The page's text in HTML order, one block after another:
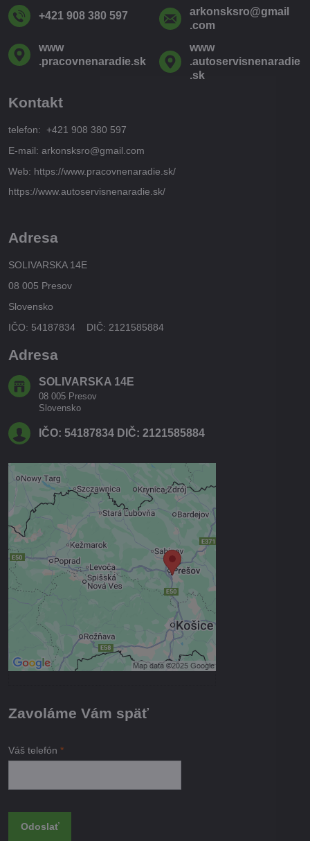
+421 908 380 597
arkonsksro​@gmail​
.com
www​
.pracovnenaradie​.sk
www​
.autoservisnenaradie​
.sk
Kontakt
telefon: +421 908 380 597
E-mail: arkonsksro@gmail.com
Web: https://www.pracovnenaradie.sk/
https://www.autoservisnenaradie.sk/
Adresa
SOLIVARSKA 14E
08 005 Presov
Slovensko
IČO: 54187834 DIČ: 2121585884
Adresa
SOLIVARSKA 14E
08 005 Presov
Slovensko
IČO: 54187834 DIČ: 2121585884
Externý obsah je blokovaný
Voľbami súkromia
Prajete si načítať externý obsah?
Povoliť tentokrát
Povoliť a zapamätať - súhlas s
druhom cookie: Funkčné
Otvoriť obsah v novom okne
Zavoláme Vám späť
Váš telefón *
Odoslať